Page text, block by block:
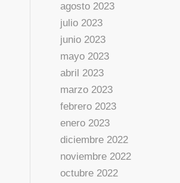
agosto 2023
julio 2023
junio 2023
mayo 2023
abril 2023
marzo 2023
febrero 2023
enero 2023
diciembre 2022
noviembre 2022
octubre 2022